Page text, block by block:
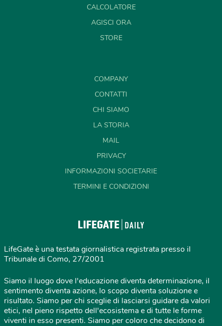
CALCOLATORE
AGISCI ORA
STORE
COMPANY
CONTATTI
CHI SIAMO
LA STORIA
MAIL
PRIVACY
INFORMAZIONI SOCIETARIE
TERMINI E CONDIZIONI
LifeGate è una testata giornalistica registrata presso il
Tribunale di Como, 27/2001
Siamo il luogo dove l'educazione diventa determinazione, il
sentimento diventa azione, lo scopo diventa soluzione e
risultato. Siamo per chi sceglie di lasciarsi guidare da valori
etici, nel pieno rispetto dell'ecosistema e di tutte le forme
viventi in esso presenti. Siamo per coloro che decidono di